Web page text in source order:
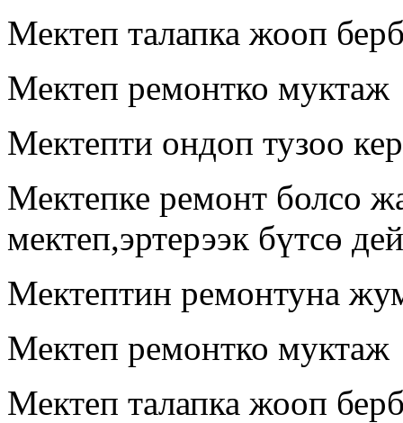
Мектеп талапка жооп
Мектеп ремонтко муктаж
Мектепти ондоп тузоо
Мектепке ремонт болсо
мектеп,эртерээк бүтсө
Мектептин ремонтуна
Мектеп ремонтко муктаж
Мектеп талапка жооп